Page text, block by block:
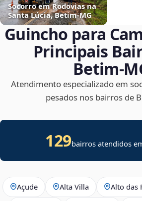
Socorro em Rodovias na
Santa Lúcia, Betim‑MG
Guincho para
Principais
Atendimento especializado em
pesados nos bairros de
129bairros atendidos
Açude Alta Villa Alto das